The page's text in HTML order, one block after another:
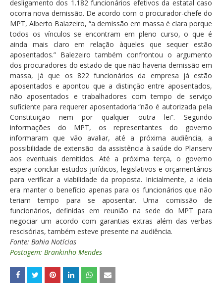
desligamento dos 1.182 funcionários efetivos da estatal caso
ocorra nova demissão. De acordo com o procurador-chefe do
MPT, Alberto Balazeiro, “a demissão em massa é clara porque
todos os vínculos se encontram em pleno curso, o que é
ainda mais claro em relação àqueles que sequer estão
aposentados.” Balezeiro também confrontou o argumento
dos procuradores do estado de que não haveria demissão em
massa, já que os 822 funcionários da empresa já estão
aposentados e apontou que a distinção entre aposentados,
não aposentados e trabalhadores com tempo de serviço
suficiente para requerer aposentadoria “não é autorizada pela
Constituição nem por qualquer outra lei”. Segundo
informações do MPT, os representantes do governo
informaram que vão avaliar, até a próxima audiência, a
possibilidade de extensão da assistência à saúde do Planserv
aos eventuais demitidos. Até a próxima terça, o governo
espera concluir estudos jurídicos, legislativos e orçamentários
para verificar a viabilidade da proposta. Inicialmente, a ideia
era manter o benefício apenas para os funcionários que não
teriam tempo para se aposentar. Uma comissão de
funcionários, definidas em reunião na sede do MPT para
negociar um acordo com garantias extras além das verbas
rescisórias, também esteve presente na audiência.
Fonte: Bahia Notícias
Postagem: Brankinho Mendes